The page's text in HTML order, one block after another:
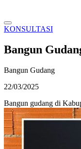
KONSULTASI
Bangun
Bangun Gudang
22/03/2025
Bangun gudang di